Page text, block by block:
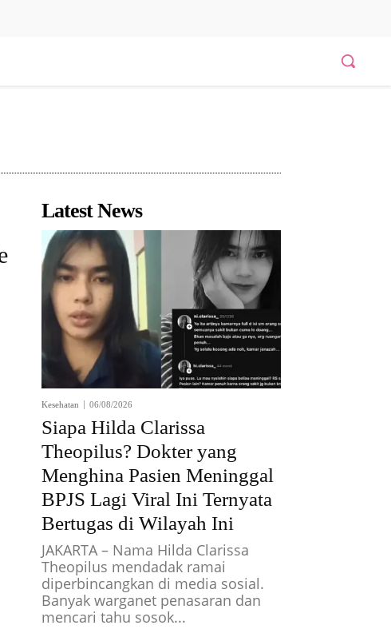
Latest News
Kesehatan 06/08/2026
Siapa Hilda Clarissa
Theopilus? Dokter yang
Menghina Pasien Meninggal
BPJS Lagi Viral Ini Ternyata
Bertugas di Wilayah Ini
JAKARTA – Nama Hilda Clarissa
Theopilus mendadak ramai
diperbincangkan di media sosial.
Banyak warganet penasaran dan
mencari tahu sosok...